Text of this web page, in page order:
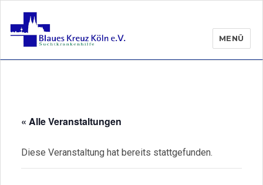
MENÜ
« Alle Veranstaltungen
Diese Veranstaltung hat bereits stattgefunden.